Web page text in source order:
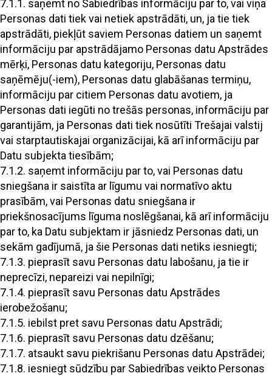
7.1.1. saņemt no Sabiedrības informāciju par to, vai viņa
Personas dati tiek vai netiek apstrādāti, un, ja tie tiek
apstrādāti, piekļūt saviem Personas datiem un saņemt
informāciju par apstrādājamo Personas datu Apstrādes
mērķi, Personas datu kategoriju, Personas datu
saņēmēju(-iem), Personas datu glabāšanas termiņu,
informāciju par citiem Personas datu avotiem, ja
Personas dati iegūti no trešās personas, informāciju par
garantijām, ja Personas dati tiek nosūtīti Trešajai valstij
vai starptautiskajai organizācijai, kā arī informāciju par
Datu subjekta tiesībām;
7.1.2. saņemt informāciju par to, vai Personas datu
sniegšana ir saistīta ar līgumu vai normatīvo aktu
prasībām, vai Personas datu sniegšana ir
priekšnosacījums līguma noslēgšanai, kā arī informāciju
par to, ka Datu subjektam ir jāsniedz Personas dati, un
sekām gadījumā, ja šie Personas dati netiks iesniegti;
7.1.3. pieprasīt savu Personas datu labošanu, ja tie ir
neprecīzi, nepareizi vai nepilnīgi;
7.1.4. pieprasīt savu Personas datu Apstrādes
ierobežošanu;
7.1.5. iebilst pret savu Personas datu Apstrādi;
7.1.6. pieprasīt savu Personas datu dzēšanu;
7.1.7. atsaukt savu piekrišanu Personas datu Apstrādei;
7.1.8. iesniegt sūdzību par Sabiedrības veikto Personas